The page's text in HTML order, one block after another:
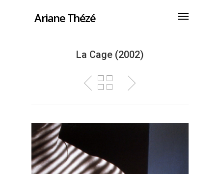
Ariane Thézé
La Cage (2002)